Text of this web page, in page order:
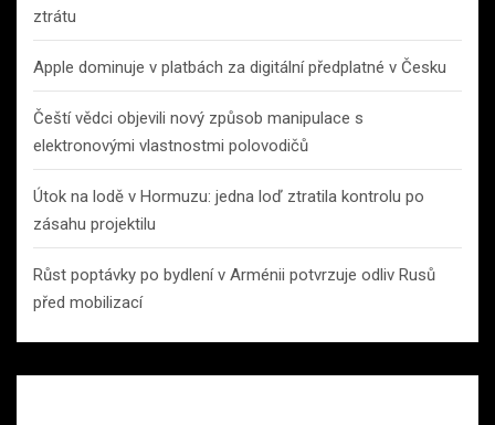
ztrátu
Apple dominuje v platbách za digitální předplatné v Česku
Čeští vědci objevili nový způsob manipulace s
elektronovými vlastnostmi polovodičů
Útok na lodě v Hormuzu: jedna loď ztratila kontrolu po
zásahu projektilu
Růst poptávky po bydlení v Arménii potvrzuje odliv Rusů
před mobilizací